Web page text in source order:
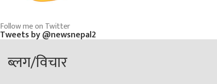
Follow me on Twitter
Tweets by @newsnepal2
ब्लग/विचार